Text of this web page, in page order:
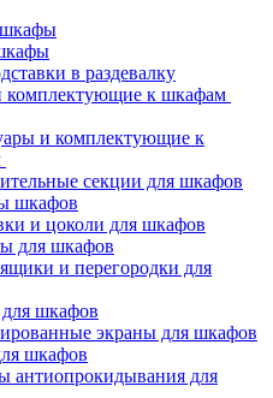
в раздевалку
комплектующие к шкафам
и комплектующие к
секции для шкафов
шкафов
и цоколи для шкафов
для шкафов
и перегородки для
шкафов
экраны для шкафов
шкафов
антиопрокидывания для